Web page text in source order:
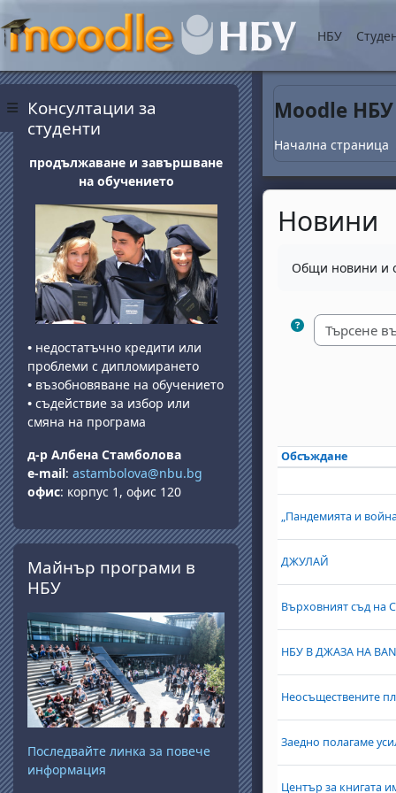
Прескочи на
Страничен панел
НБУ
Moodle НБУ
Начална страница
Новини
Общи новини и
Състояние
Обсъждане
„Пандемията и
ДЖУЛАЙ
Върховният съд на
НБУ В ДЖАЗА НА
Неосъществените
Заедно полагаме
Център за книгата
Блокове
Консултации за
студенти
продължаване и завършване
на обучението
• недостатъчно кредити или
проблеми с дипломирането
• възобновяване на обучението
• съдействие за избор или
смяна на програма
д-р Албена Стамболова
e-mail: astambolova@nbu.bg
офис: корпус 1, офис 120
Прескочи Майнър програми в НБУ
Майнър програми в
НБУ
Последвайте линка за повече
информация